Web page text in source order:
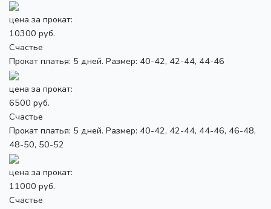
цена за прокат:
10300 руб.
Счастье
Прокат платья: 5 дней. Размер: 40-42, 42-44, 44-46
цена за прокат:
6500 руб.
Счастье
Прокат платья: 5 дней. Размер: 40-42, 42-44, 44-46, 46-48,
48-50, 50-52
цена за прокат:
11000 руб.
Счастье